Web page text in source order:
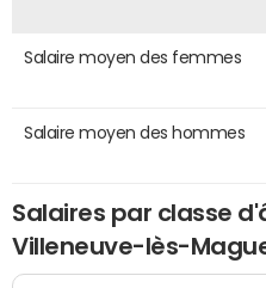
Salaire moyen des femmes
Salaire moyen des hommes
Salaires par classe
Villeneuve-lès-